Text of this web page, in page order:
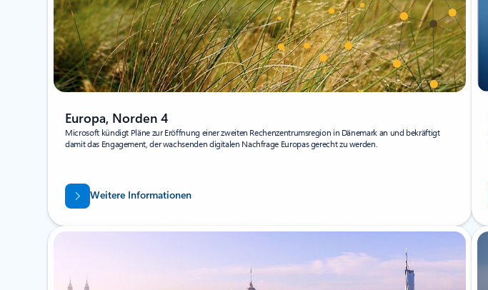
Europa, Norden 4
Microsoft kündigt Pläne zur Eröffnung einer zweiten Rechenzentrumsregion in Dänemark an und bekräftigt
damit das Engagement, der wachsenden digitalen Nachfrage Europas gerecht zu werden.
Weitere Informationen